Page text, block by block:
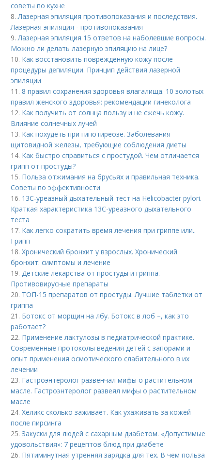
советы по кухне
8. Лазерная эпиляция противопоказания и последствия.
Лазерная эпиляция - противопоказания
9. Лазерная эпиляция 15 ответов на наболевшие вопросы.
Можно ли делать лазерную эпиляцию на лице?
10. Как восстановить поврежденную кожу после
процедуры депиляции. Принцип действия лазерной
эпиляции
11.8 правил сохранения здоровья влагалища. 10 золотых
правил женского здоровья: рекомендации гинеколога
12. Как получить от солнца пользу и не сжечь кожу.
Влияние солнечных лучей
13. Как похудеть при гипотиреозе. Заболевания
щитовидной железы, требующие соблюдения диеты
14. Как быстро справиться с простудой. Чем отличается
грипп от простуды?
15. Польза отжимания на брусьях и правильная техника.
Советы по эффективности
16. 13С-уреазный дыхательный тест на Helicobacter pylori.
Краткая характеристика 13С-уреазного дыхательного
теста
17. Как легко сократить время лечения при гриппе или..
Грипп
18.Хронический бронхит у взрослых. Хронический
бронхит: симптомы и лечение
19. Детские лекарства от простуды и гриппа.
Противовирусные препараты
20. ТОП-15 препаратов от простуды. Лучшие таблетки от
гриппа
21. Ботокс от морщин на лбу. Ботокс в лоб –, как это
работает?
22. Применение лактулозы в педиатрической практике.
Современные протоколы ведения детей с запорами и
опыт применения осмотического слабительного в их
лечении
23. Гастроэнтеролог развенчал мифы о растительном
масле. Гастроэнтеролог развеял мифы о растительном
масле
24.Хеликс сколько заживает. Как ухаживать за кожей
после пирсинга
25.Закуски для людей с сахарным диабетом. «Допустимые
удовольствия»: 7 рецептов блюд при диабете
26. Пятиминутная утренняя зарядка для тех. В чем польза